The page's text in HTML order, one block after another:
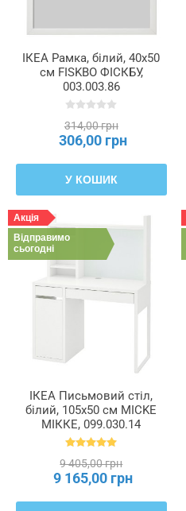
ІКЕА Рамка, білий, 40x50
см FISKBO ФІСКБУ,
003.003.86
314,00 грн
306,00 грн
У КОШИК
Акція
Відправимо
сьогодні
ІКЕА Письмовий стіл,
білий, 105x50 см MICKE
МІККЕ, 099.030.14
9 405,00 грн
9 165,00 грн